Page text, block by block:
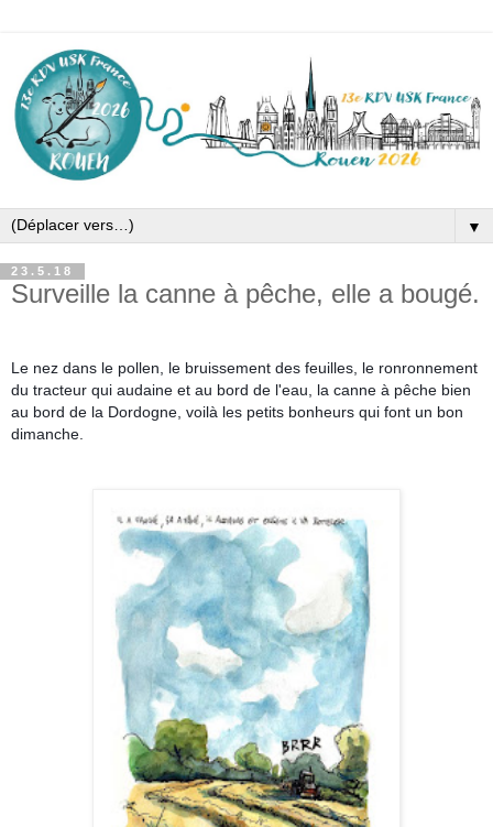
▼
23.5.18
Surveille la canne à pêche, elle a bougé.
Le nez dans le pollen, le bruissement des feuilles, le ronronnement
du tracteur qui audaine et au bord de l'eau, la canne à pêche bien
au bord de la Dordogne, voilà les petits bonheurs qui font un bon
dimanche.